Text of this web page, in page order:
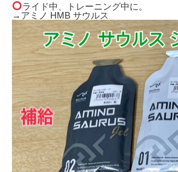
ライド中、トレーニング中に。
→アミノ HMB サウルス